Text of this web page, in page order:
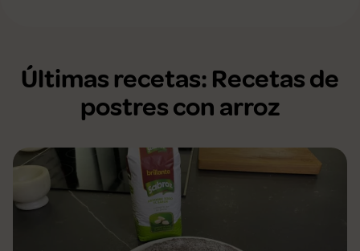
Últimas recetas: Recetas de
postres con arroz